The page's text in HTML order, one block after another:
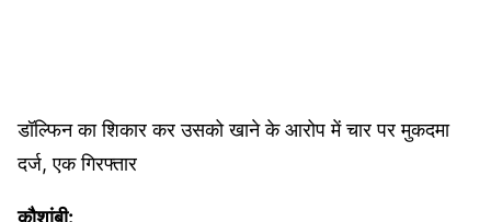
डॉल्फिन का शिकार कर उसको खाने के आरोप में चार पर मुकदमा
दर्ज, एक गिरफ्तार
कौशांबी: